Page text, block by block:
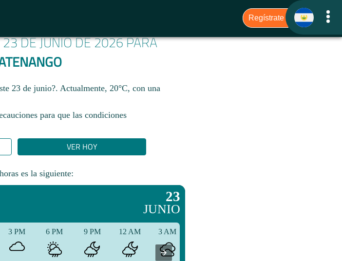
DE JUNIO DE 2026 PARA
23 de junio?. Actualmente, 20°C, con una
para que las condiciones
VER HOY
es la siguiente:
23
JUNIO
3 PM 6 PM 9 PM 12 AM 3 AM